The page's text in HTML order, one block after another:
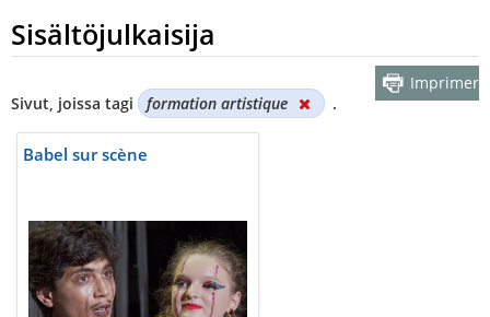
Sisältöjulkaisija
Sivut, joissa tagi formation artistique .
Imprimer
Babel sur scène